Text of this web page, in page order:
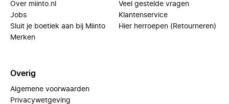
Over miinto.nl
Jobs
Sluit je boetiek aan bij Miinto
Merken
Veel gestelde vragen
Klantenservice
Hier herroepen (Retourneren)
Overig
Algemene voorwaarden
Privacywetgeving